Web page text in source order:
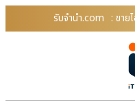
รับจํานํา.com : ขาย